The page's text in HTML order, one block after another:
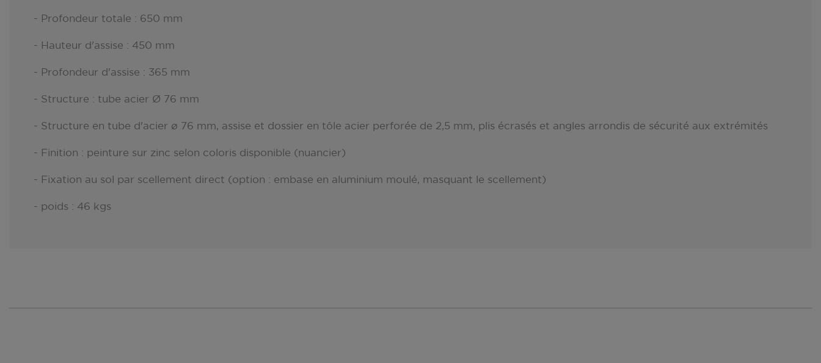
- Profondeur totale : 650 mm
- Hauteur d'assise : 450 mm
- Profondeur d'assise : 365 mm
- Structure : tube acier Ø 76 mm
- Structure en tube d'acier ø 76 mm, assise et dossier en tôle acier perforée de 2,5 mm, plis écrasés et angles arrondis de sécurité aux extrémités
- Finition : peinture sur zinc selon coloris disponible (nuancier)
- Fixation au sol par scellement direct (option : embase en aluminium moulé, masquant le scellement)
- poids : 46 kgs